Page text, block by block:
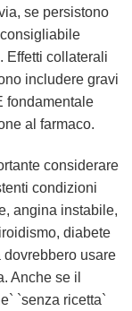
se persistono
Effetti collaterali
includere gravi
fondamentale
al farmaco.
considerare
condizioni
angina instabile,
diabete
dovrebbero usare
Anche se il
`senza ricetta`